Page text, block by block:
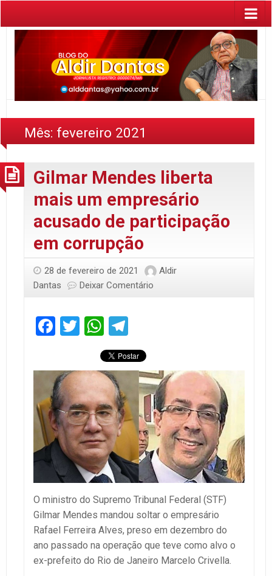
Mês: fevereiro 2021
Gilmar Mendes liberta
mais um empresário
acusado de participação
em corrupção
28 de fevereiro de 2021
Aldir
Dantas
Deixar Comentário
Facebook
TwitterWhatsApp
O ministro do Supremo Tribunal Federal (STF)
Gilmar Mendes mandou soltar o empresário
Rafael Ferreira Alves, preso em dezembro do
ano passado na operação que teve como alvo o
ex-prefeito do Rio de Janeiro Marcelo Crivella.